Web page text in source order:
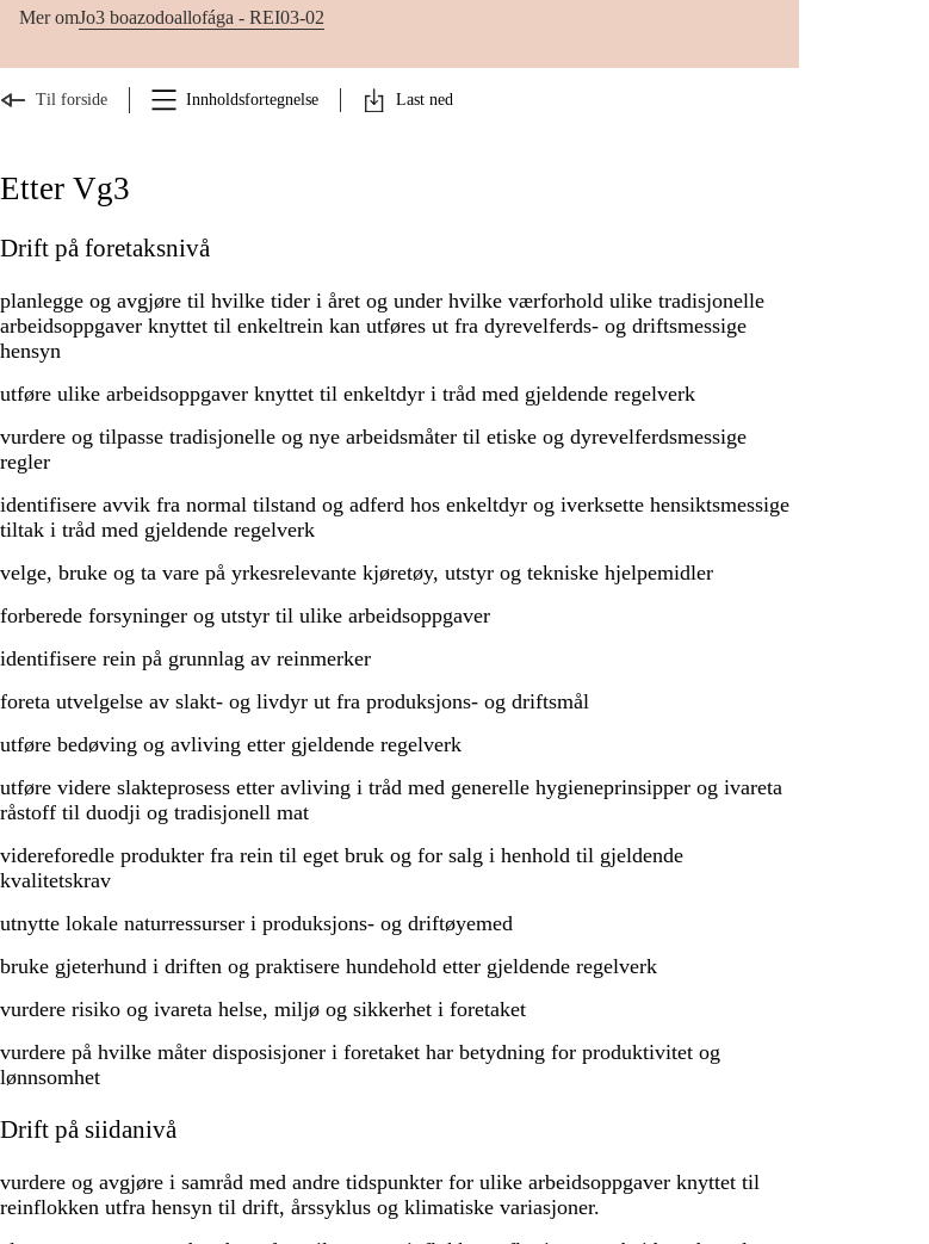
Mer omJo3 boazodoallofága - REI03-02
Til forside Innholdsfortegnelse Last ned
Etter Vg3
Drift på foretaksnivå
planlegge og avgjøre til hvilke tider i året og under hvilke værforhold ulike tradisjonelle
arbeidsoppgaver knyttet til enkeltrein kan utføres ut fra dyrevelferds- og driftsmessige
hensyn
utføre ulike arbeidsoppgaver knyttet til enkeltdyr i tråd med gjeldende regelverk
vurdere og tilpasse tradisjonelle og nye arbeidsmåter til etiske og dyrevelferdsmessige
regler
identifisere avvik fra normal tilstand og adferd hos enkeltdyr og iverksette hensiktsmessige
tiltak i tråd med gjeldende regelverk
velge, bruke og ta vare på yrkesrelevante kjøretøy, utstyr og tekniske hjelpemidler
forberede forsyninger og utstyr til ulike arbeidsoppgaver
identifisere rein på grunnlag av reinmerker
foreta utvelgelse av slakt- og livdyr ut fra produksjons- og driftsmål
utføre bedøving og avliving etter gjeldende regelverk
utføre videre slakteprosess etter avliving i tråd med generelle hygieneprinsipper og ivareta
råstoff til duodji og tradisjonell mat
videreforedle produkter fra rein til eget bruk og for salg i henhold til gjeldende
kvalitetskrav
utnytte lokale naturressurser i produksjons- og driftøyemed
bruke gjeterhund i driften og praktisere hundehold etter gjeldende regelverk
vurdere risiko og ivareta helse, miljø og sikkerhet i foretaket
vurdere på hvilke måter disposisjoner i foretaket har betydning for produktivitet og
lønnsomhet
Drift på siidanivå
vurdere og avgjøre i samråd med andre tidspunkter for ulike arbeidsoppgaver knyttet til
reinflokken utfra hensyn til drift, årssyklus og klimatiske variasjoner.